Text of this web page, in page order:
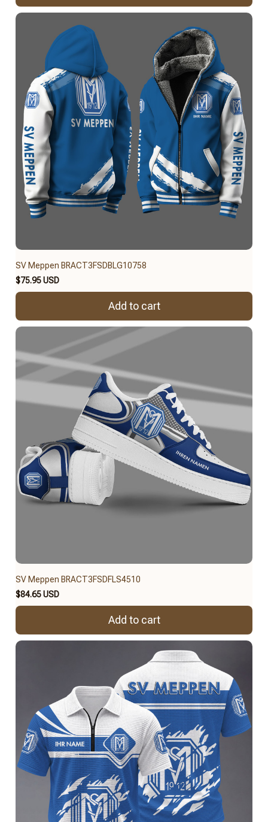
SV Meppen BRACT3FSDBLG10758
$75.95 USD
Add to cart
SV Meppen BRACT3FSDFLS4510
$84.65 USD
Add to cart